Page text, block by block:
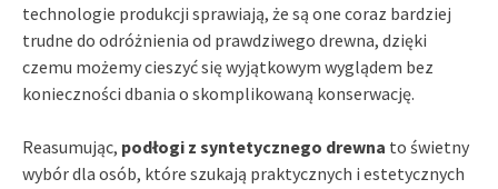
technologie produkcji sprawiają, że są one coraz bardziej
trudne do odróżnienia od prawdziwego drewna, dzięki
czemu możemy cieszyć się wyjątkowym wyglądem bez
konieczności dbania o skomplikowaną konserwację.
Reasumując, podłogi z syntetycznego drewna to świetny
wybór dla osób, które szukają praktycznych i estetycznych